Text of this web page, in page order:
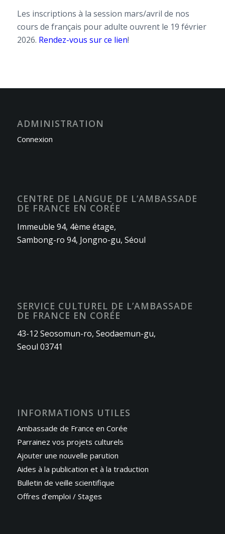
Les inscriptions à la session mars/avril de nos
cours de français pour adulte ouvrent le 19 février
2026. Rendez-vous sur ce lien!
ADMINISTRATION
Connexion
CENTRE DE LANGUE DE L’AMBASSADE
DE FRANCE EN CORÉE
Immeuble 94, 4ème étage,
Sambong-ro 94, Jongno-gu, Séoul
SERVICE CULTUREL DE L’AMBASSADE
DE FRANCE EN CORÉE
43-12 Seosomun-ro, Seodaemun-gu,
Seoul 03741
INFORMATIONS UTILES
Ambassade de France en Corée
Parrainez vos projets culturels
Ajouter une nouvelle parution
Aides à la publication et à la traduction
Bulletin de veille scientifique
Offres d’emploi / Stages